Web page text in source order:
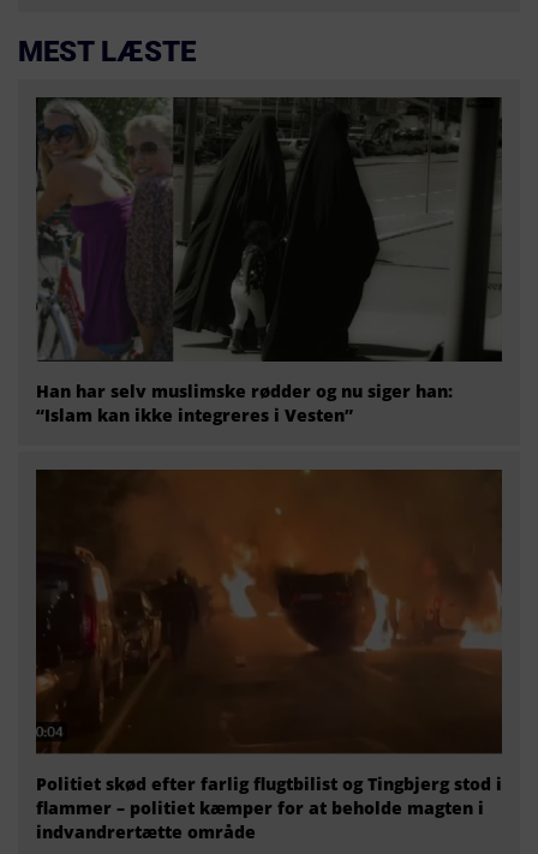
MEST LÆSTE
Han har selv muslimske rødder og nu siger han:
“Islam kan ikke integreres i Vesten”
Politiet skød efter farlig flugtbilist og Tingbjerg stod i
flammer – politiet kæmper for at beholde magten i
indvandrertætte område